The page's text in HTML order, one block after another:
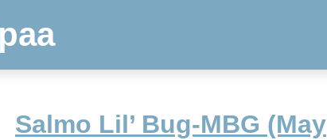
Salmo Lil’ Bug-MBG (May